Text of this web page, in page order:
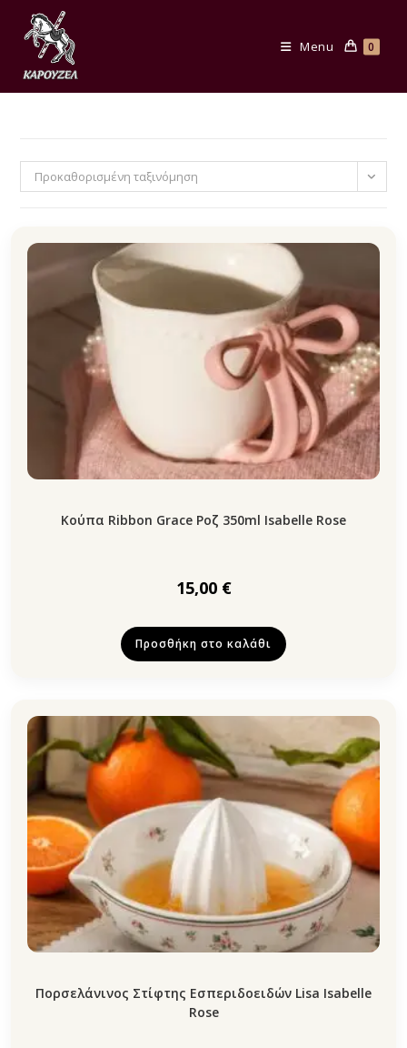
content
0
Menu
Προκαθορισμένη ταξινόμηση
Κούπα Ribbon Grace Ροζ 350ml Isabelle Rose
15,00 €
Προσθήκη στο καλάθι
Πορσελάνινος Στίφτης Εσπεριδοειδών Lisa Isabelle
Rose